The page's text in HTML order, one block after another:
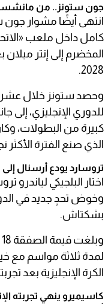
جون ستونز.. من مانشستر
انتهى أيضًا مشوار
كامل داخل ملعب
المخضرم إلى إنتر
2028.
وحصد ستونز خلال
للدوري الإنجليزي، إلى
كبيرة من البطولات،
الذي صنع الفترة الأكثر
تروسارد يودع أرسنال
اختار البلجيكي لياندرو
وخوض تحدٍ جديد في
بشكتاش.
لمدة ثلاثة مواسم مع
الكرة الإنجليزية بعد
كاسيميرو ينهي تجربته